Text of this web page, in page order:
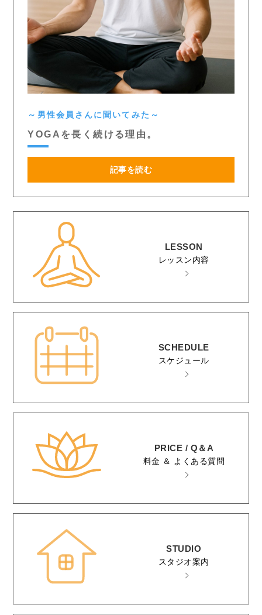
～男性会員さんに聞いてみた～
YOGAを長く続ける理由。
記事を読む
LESSON
レッスン内容
SCHEDULE
スケジュール
PRICE / Q＆A
料金 ＆ よくある質問
STUDIO
スタジオ案内